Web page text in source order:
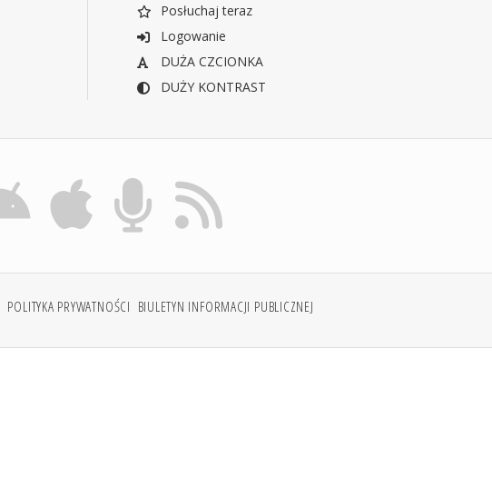
Posłuchaj teraz
Logowanie
DUŻA CZCIONKA
DUŻY KONTRAST
POLITYKA PRYWATNOŚCI BIULETYN INFORMACJI PUBLICZNEJ